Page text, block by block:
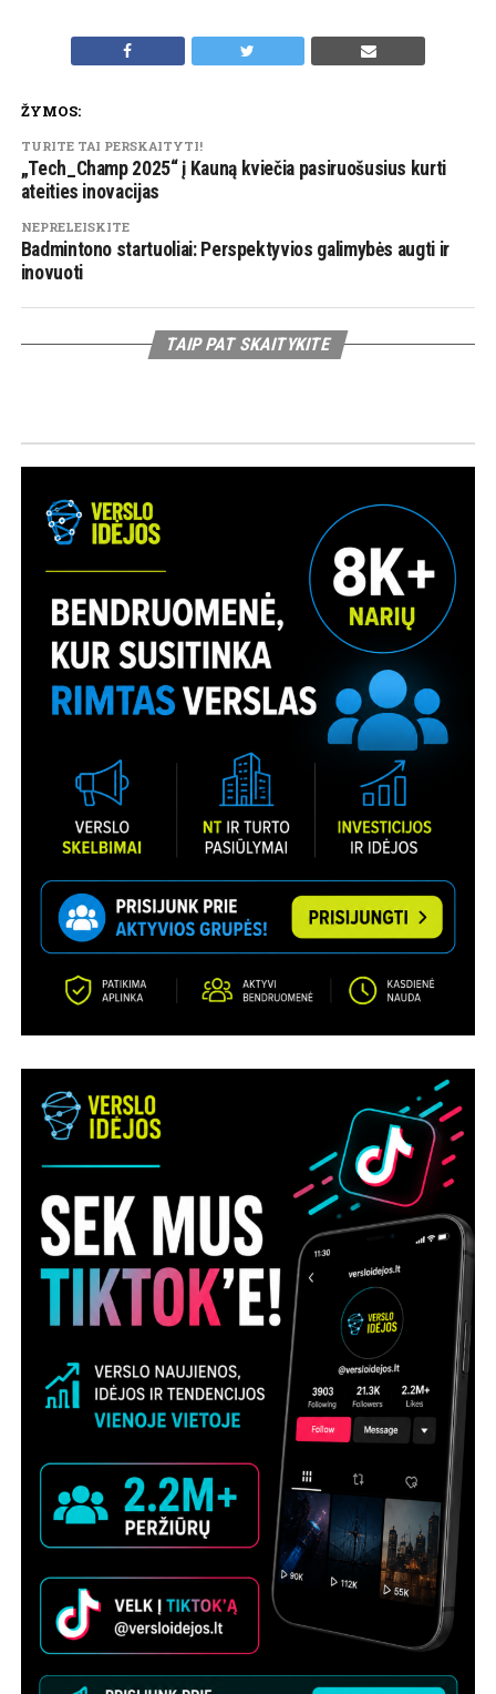
ŽYMOS:
TURITE TAI PERSKAITYTI!
„Tech_Champ 2025“ į Kauną kviečia pasiruošusius kurti
ateities inovacijas
NEPRELEISKITE
Badmintono startuoliai: Perspektyvios galimybės augti ir
inovuoti
TAIP PAT SKAITYKITE